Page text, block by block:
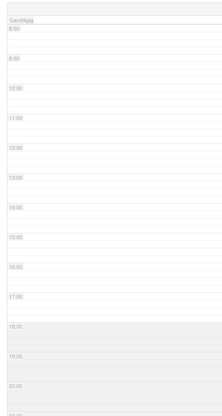
Ganztägig
8:00
9:00
10:00
11:00
12:00
13:00
14:00
15:00
16:00
17:00
18:00
19:00
20:00